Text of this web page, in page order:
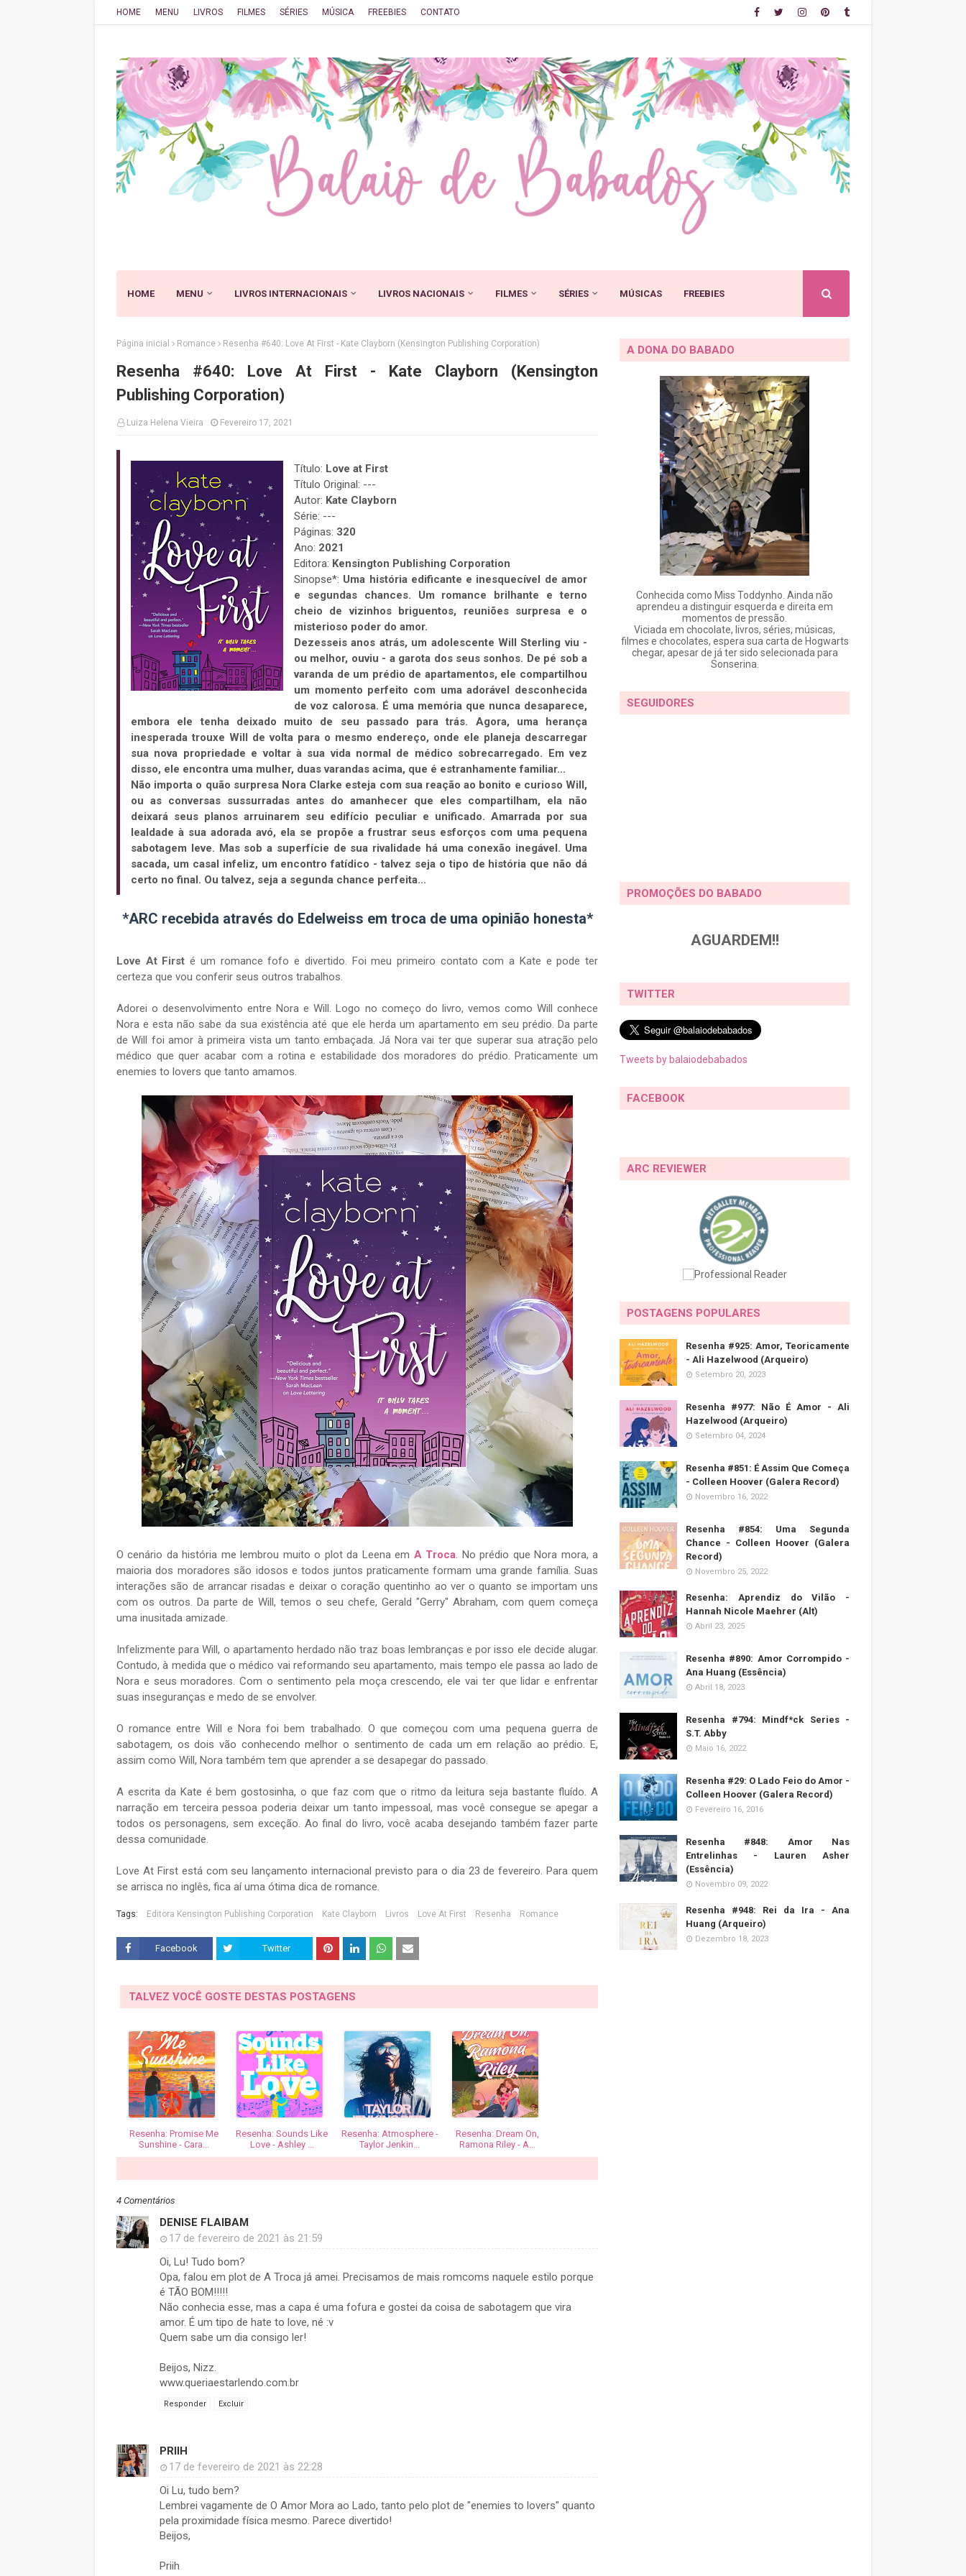
HOME MENU LIVROS FILMES SÉRIES MÚSICA FREEBIES CONTATO
HOME MENU LIVROS INTERNACIONAIS LIVROS NACIONAIS FILMES SÉRIES MÚSICAS FREEBIES
Página inicial Romance Resenha #640: Love At First - Kate Clayborn (Kensington Publishing Corporation)
Resenha #640: Love At First - Kate Clayborn (Kensington
Publishing Corporation)
Luiza Helena Vieira Fevereiro 17, 2021
Título: Love at First
Título Original: ---
Autor: Kate Clayborn
Série: ---
Páginas: 320
Ano: 2021
Editora: Kensington Publishing Corporation
Sinopse*: Uma história edificante e inesquecível de amor
e segundas chances. Um romance brilhante e terno
cheio de vizinhos briguentos, reuniões surpresa e o
misterioso poder do amor.
Dezesseis anos atrás, um adolescente Will Sterling viu -
ou melhor, ouviu - a garota dos seus sonhos. De pé sob a
varanda de um prédio de apartamentos, ele compartilhou
um momento perfeito com uma adorável desconhecida
de voz calorosa. É uma memória que nunca desaparece,
embora ele tenha deixado muito de seu passado para trás. Agora, uma herança
inesperada trouxe Will de volta para o mesmo endereço, onde ele planeja descarregar
sua nova propriedade e voltar à sua vida normal de médico sobrecarregado. Em vez
disso, ele encontra uma mulher, duas varandas acima, que é estranhamente familiar...
Não importa o quão surpresa Nora Clarke esteja com sua reação ao bonito e curioso Will,
ou as conversas sussurradas antes do amanhecer que eles compartilham, ela não
deixará seus planos arruinarem seu edifício peculiar e unificado. Amarrada por sua
lealdade à sua adorada avó, ela se propõe a frustrar seus esforços com uma pequena
sabotagem leve. Mas sob a superfície de sua rivalidade há uma conexão inegável. Uma
sacada, um casal infeliz, um encontro fatídico - talvez seja o tipo de história que não dá
certo no final. Ou talvez, seja a segunda chance perfeita...
*ARC recebida através do Edelweiss em troca de uma opinião honesta*
Love At First é um romance fofo e divertido. Foi meu primeiro contato com a Kate e pode ter
certeza que vou conferir seus outros trabalhos.
Adorei o desenvolvimento entre Nora e Will. Logo no começo do livro, vemos como Will conhece
Nora e esta não sabe da sua existência até que ele herda um apartamento em seu prédio. Da parte
de Will foi amor à primeira vista um tanto embaçada. Já Nora vai ter que superar sua atração pelo
médico que quer acabar com a rotina e estabilidade dos moradores do prédio. Praticamente um
enemies to lovers que tanto amamos.
O cenário da história me lembrou muito o plot da Leena em A Troca. No prédio que Nora mora, a
maioria dos moradores são idosos e todos juntos praticamente formam uma grande família. Suas
interações são de arrancar risadas e deixar o coração quentinho ao ver o quanto se importam uns
com os outros. Da parte de Will, temos o seu chefe, Gerald "Gerry" Abraham, com quem começa
uma inusitada amizade.
Infelizmente para Will, o apartamento herdado não traz boas lembranças e por isso ele decide alugar.
Contudo, à medida que o médico vai reformando seu apartamento, mais tempo ele passa ao lado de
Nora e seus moradores. Com o sentimento pela moça crescendo, ele vai ter que lidar e enfrentar
suas inseguranças e medo de se envolver.
O romance entre Will e Nora foi bem trabalhado. O que começou com uma pequena guerra de
sabotagem, os dois vão conhecendo melhor o sentimento de cada um em relação ao prédio. E,
assim como Will, Nora também tem que aprender a se desapegar do passado.
A escrita da Kate é bem gostosinha, o que faz com que o ritmo da leitura seja bastante fluído. A
narração em terceira pessoa poderia deixar um tanto impessoal, mas você consegue se apegar a
todos os personagens, sem exceção. Ao final do livro, você acaba desejando também fazer parte
dessa comunidade.
Love At First está com seu lançamento internacional previsto para o dia 23 de fevereiro. Para quem
se arrisca no inglês, fica aí uma ótima dica de romance.
Tags: Editora Kensington Publishing Corporation Kate Clayborn Livros Love At First Resenha Romance
Facebook Twitter
TALVEZ VOCÊ GOSTE DESTAS POSTAGENS
Resenha: Promise Me
Sunshine - Cara...
Resenha: Sounds Like
Love - Ashley ...
Resenha: Atmosphere -
Taylor Jenkin...
Resenha: Dream On,
Ramona Riley - A...
4 Comentários
DENISE FLAIBAM
17 de fevereiro de 2021 às 21:59
Oi, Lu! Tudo bom?
Opa, falou em plot de A Troca já amei. Precisamos de mais romcoms naquele estilo porque
é TÃO BOM!!!!!
Não conhecia esse, mas a capa é uma fofura e gostei da coisa de sabotagem que vira
amor. É um tipo de hate to love, né :v
Quem sabe um dia consigo ler!
Beijos, Nizz.
www.queriaestarlendo.com.br
Responder Excluir
PRIIH
17 de fevereiro de 2021 às 22:28
Oi Lu, tudo bem?
Lembrei vagamente de O Amor Mora ao Lado, tanto pelo plot de "enemies to lovers" quanto
pela proximidade física mesmo. Parece divertido!
Beijos,
Priih
A DONA DO BABADO
Conhecida como Miss Toddynho. Ainda não
aprendeu a distinguir esquerda e direita em
momentos de pressão.
Viciada em chocolate, livros, séries, músicas,
filmes e chocolates, espera sua carta de Hogwarts
chegar, apesar de já ter sido selecionada para
Sonserina.
SEGUIDORES
PROMOÇÕES DO BABADO
AGUARDEM!!
TWITTER
Tweets by balaiodebabados
FACEBOOK
ARC REVIEWER
POSTAGENS POPULARES
Resenha #925: Amor, Teoricamente
- Ali Hazelwood (Arqueiro)
Setembro 20, 2023
Resenha #977: Não É Amor - Ali
Hazelwood (Arqueiro)
Setembro 04, 2024
Resenha #851: É Assim Que Começa
- Colleen Hoover (Galera Record)
Novembro 16, 2022
Resenha #854: Uma Segunda
Chance - Colleen Hoover (Galera
Record)
Novembro 25, 2022
Resenha: Aprendiz do Vilão -
Hannah Nicole Maehrer (Alt)
Abril 23, 2025
Resenha #890: Amor Corrompido -
Ana Huang (Essência)
Abril 18, 2023
Resenha #794: Mindf*ck Series -
S.T. Abby
Maio 16, 2022
Resenha #29: O Lado Feio do Amor -
Colleen Hoover (Galera Record)
Fevereiro 16, 2016
Resenha #848: Amor Nas
Entrelinhas - Lauren Asher
(Essência)
Novembro 09, 2022
Resenha #948: Rei da Ira - Ana
Huang (Arqueiro)
Dezembro 18, 2023